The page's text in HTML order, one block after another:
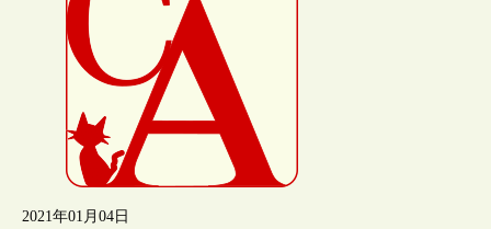
2021年01月04日